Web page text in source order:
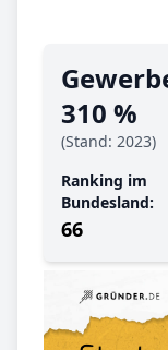
310 %
(Stand: 2023)
Ranking im
Bundesland:
66